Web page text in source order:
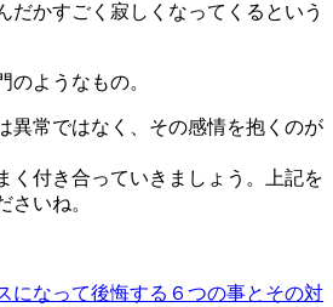
だかすごく寂しくなってくるという
のようなもの。
異常ではなく、その感情を抱くのが
く付き合っていきましょう。上記を
さいね。